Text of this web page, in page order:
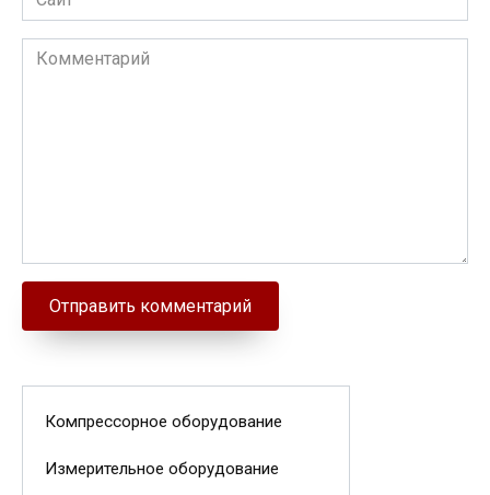
Комментарий
Компрессорное оборудование
Измерительное оборудование